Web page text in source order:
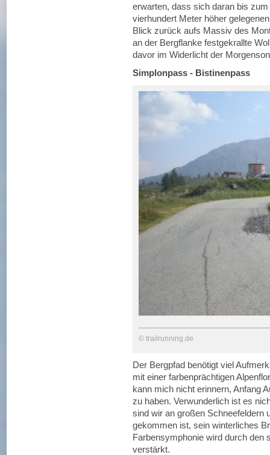
erwarten, dass sich daran bis
vierhundert Meter höher
Blick zurück aufs Massiv des
an der Bergflanke festgekrallte
davor im Widerlicht der
Simplonpass - Bistinenpass
© trailrunning.de
Der Bergpfad benötigt viel
mit einer farbenprächtigen
kann mich nicht erinnern, Anfang
zu haben. Verwunderlich ist es
sind wir an großen Schneefeldern
gekommen ist, sein winterliches
Farbensymphonie wird durch den
verstärkt.